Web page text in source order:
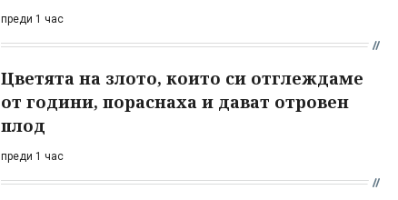
преди 1 час
Цветята на злото, които си отглеждаме
от години, пораснаха и дават отровен
плод
преди 1 час